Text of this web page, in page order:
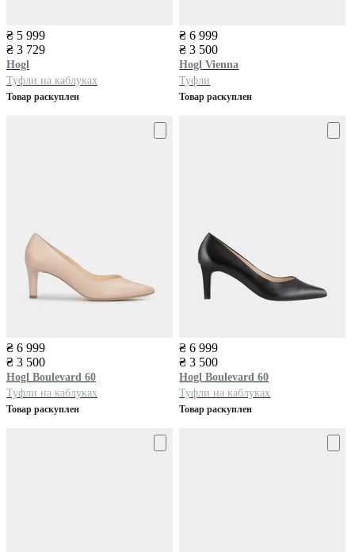
₴ 5 999
₴ 3 729
Hogl
Туфли на каблуках
Товар раскуплен
₴ 6 999
₴ 3 500
Hogl Vienna
Туфли
Товар раскуплен
₴ 6 999
₴ 3 500
Hogl Boulevard 60
Туфли на каблуках
Товар раскуплен
₴ 6 999
₴ 3 500
Hogl Boulevard 60
Туфли на каблуках
Товар раскуплен